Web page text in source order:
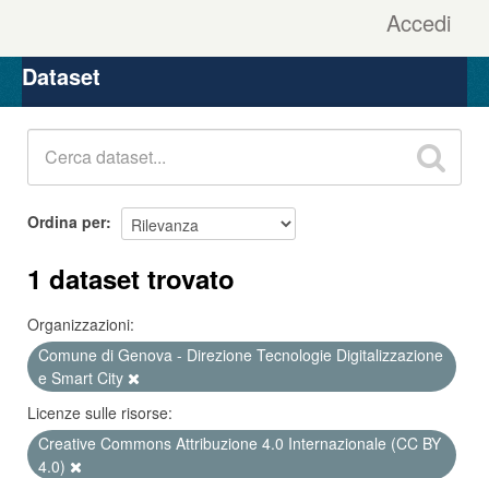
Accedi
Organizzazioni
Gruppi
Dataset
Ordina per
1 dataset trovato
Organizzazioni:
Comune di Genova - Direzione Tecnologie Digitalizzazione
e Smart City
Licenze sulle risorse:
Creative Commons Attribuzione 4.0 Internazionale (CC BY
4.0)